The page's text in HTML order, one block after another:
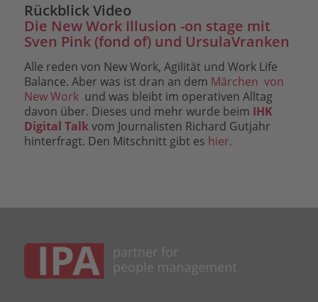
Rückblick Video
Die New Work Illusion -on stage mit
Sven Pink (fond of) und UrsulaVranken
Alle reden von New Work, Agilität und Work Life
Balance. Aber was ist dran an dem Märchen von
New Workund was bleibt im operativen Alltag
davon über. Dieses und mehr wurde beim IHK
Digital Talkvom Journalisten Richard Gutjahr
hinterfragt. Den Mitschnitt gibt es hier.